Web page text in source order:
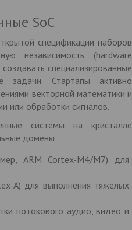
SoC
спецификации наборов
независимость (hardware
специализированные
задачи. Стартапы активно
векторной математики и
или обработки сигналов.
системы на кристалле
домены:
ARM Cortex-M4/M7) для
A) для выполнения тяжелых
потокового аудио, видео и